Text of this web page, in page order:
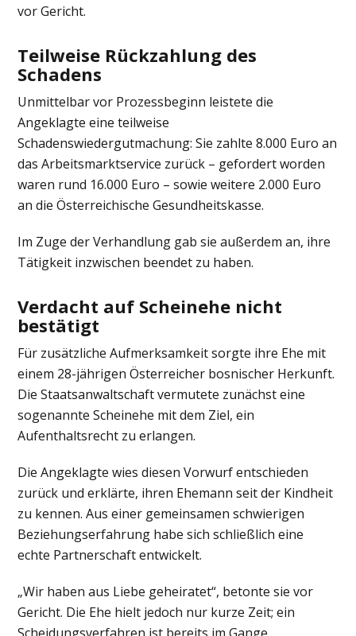
vor Gericht.
Teilweise Rückzahlung des
Schadens
Unmittelbar vor Prozessbeginn leistete die
Angeklagte eine teilweise
Schadenswiedergutmachung: Sie zahlte 8.000 Euro an
das Arbeitsmarktservice zurück – gefordert worden
waren rund 16.000 Euro – sowie weitere 2.000 Euro
an dieÖsterreichische Gesundheitskasse.
Im Zuge der Verhandlung gab sie außerdem an, ihre
Tätigkeit inzwischen beendet zu haben.
Verdacht auf Scheinehe nicht
bestätigt
Für zusätzliche Aufmerksamkeit sorgte ihre Ehe mit
einem 28-jährigen Österreicher bosnischer Herkunft.
Die Staatsanwaltschaft vermutete zunächst eine
sogenannte Scheinehe mit dem Ziel, ein
Aufenthaltsrecht zu erlangen.
Die Angeklagte wies diesen Vorwurf entschieden
zurück und erklärte, ihren Ehemann seit der Kindheit
zu kennen. Aus einer gemeinsamen schwierigen
Beziehungserfahrung habe sich schließlich eine
echte Partnerschaft entwickelt.
„Wir haben aus Liebe geheiratet“, betonte sie vor
Gericht. Die Ehe hielt jedoch nur kurze Zeit; ein